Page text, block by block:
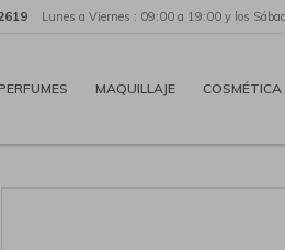
MAQUILLAJE COSMÉTICA
Lunes a Viernes : 09:00 a 19:00 y los